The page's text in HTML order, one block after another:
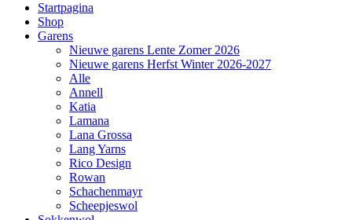
Startpagina
Shop
Garens
Nieuwe garens Lente Zomer 2026
Nieuwe garens Herfst Winter 2026-2027
Alle
Annell
Katia
Lamana
Lana Grossa
Lang Yarns
Rico Design
Rowan
Schachenmayr
Scheepjeswol